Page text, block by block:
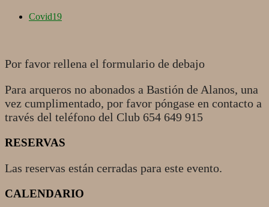
Covid19
Por favor rellena el formulario de debajo
Para arqueros no abonados a Bastión de Alanos, una
vez cumplimentado, por favor póngase en contacto a
través del teléfono del Club 654 649 915
RESERVAS
Las reservas están cerradas para este evento.
2022-
CALENDARIO